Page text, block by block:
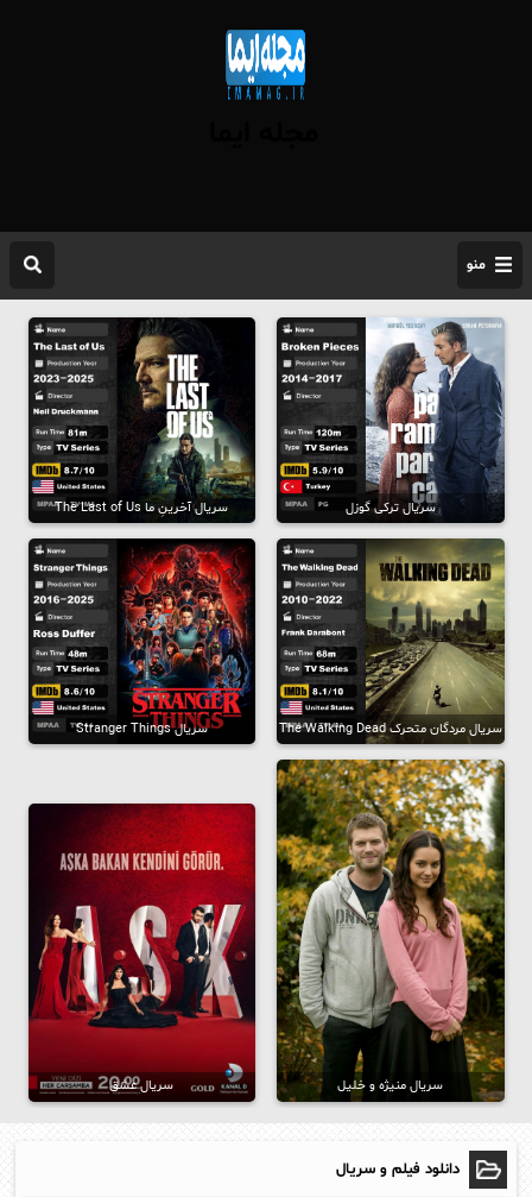
منو
سریال ترکی گوزل سریال آخرینِ ما The Last of Us
سریال مردگان متحرک The Walking Dead سریال Stranger Things
سریال منیژه و خلیل سریال عشق
دانلود فیلم و سریال